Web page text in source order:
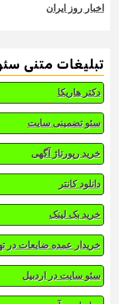
اخبار روز ایران
تبلیغات متنی
دکتر هاریکا
سئو تضمینی سایت
خرید رپورتاژ آگهی
دانلود کانتر
خرید بک لینک
خریدار عمده ضایعات در
سئو سایت در اردبیل